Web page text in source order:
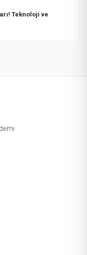
Teknoloji ve